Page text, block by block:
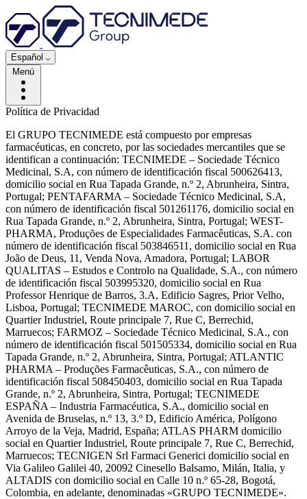
Español
Menú
Política de Privacidad
El GRUPO TECNIMEDE está compuesto por empresas
farmacéuticas, en concreto, por las sociedades mercantiles que se
identifican a continuación: TECNIMEDE – Sociedade Técnico
Medicinal, S.A, con número de identificación fiscal 500626413,
domicilio social en Rua Tapada Grande, n.º 2, Abrunheira, Sintra,
Portugal; PENTAFARMA – Sociedade Técnico Medicinal, S.A,
con número de identificación fiscal 501261176, domicilio social en
Rua Tapada Grande, n.º 2, Abrunheira, Sintra, Portugal; WEST-
PHARMA, Produções de Especialidades Farmacêuticas, S.A. con
número de identificación fiscal 503846511, domicilio social en Rua
João de Deus, 11, Venda Nova, Amadora, Portugal; LABOR
QUALITAS – Estudos e Controlo na Qualidade, S.A., con número
de identificación fiscal 503995320, domicilio social en Rua
Professor Henrique de Barros, 3.A, Edificio Sagres, Prior Velho,
Lisboa, Portugal; TECNIMEDE MAROC, con domicilio social en
Quartier Industriel, Route principale 7, Rue C, Berrechid,
Marruecos; FARMOZ – Sociedade Técnico Medicinal, S.A., con
número de identificación fiscal 501505334, domicilio social en Rua
Tapada Grande, n.º 2, Abrunheira, Sintra, Portugal; ATLANTIC
PHARMA – Produções Farmacêuticas, S.A., con número de
identificación fiscal 508450403, domicilio social en Rua Tapada
Grande, n.º 2, Abrunheira, Sintra, Portugal; TECNIMEDE
ESPAÑA – Industria Farmacéutica, S.A., domicilio social en
Avenida de Bruselas, n.º 13, 3.º D, Edificio América, Polígono
Arroyo de la Veja, Madrid, España; ATLAS PHARM domicilio
social en Quartier Industriel, Route principale 7, Rue C, Berrechid,
Marruecos; TECNIGEN Srl Farmaci Generici domicilio social en
Via Galileo Galilei 40, 20092 Cinesello Balsamo, Milán, Italia, y
ALTADIS con domicilio social en Calle 10 n.º 65-28, Bogotá,
Colombia, en adelante, denominadas «GRUPO TECNIMEDE».